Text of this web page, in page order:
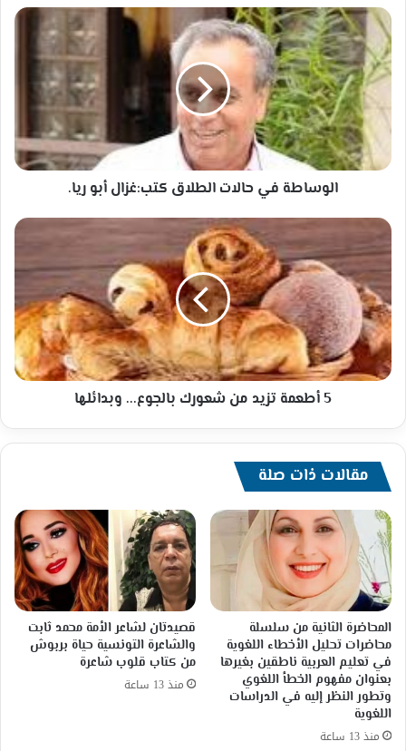
الوساطة
في
حالات
الطلاق
كتب:غزال
أبو
ريا.
الوساطة في حالات الطلاق كتب:غزال أبو ريا.
5
أطعمة
تزيد
من
شعورك
بالجوع...
وبدائلها
5 أطعمة تزيد من شعورك بالجوع... وبدائلها
مقالات ذات صلة
المحاضرة الثانية من سلسلة
محاضرات تحليل الأخطاء اللغوية
في تعليم العربية ناطقين بغيرها
بعنوان مفهوم الخطأ اللغوي
وتطور النظر إليه في الدراسات
اللغوية
منذ 13 ساعة
قصيدتان لشاعر الأمة محمد ثابت
والشاعرة التونسية حياة بربوش
من كتاب قلوب شاعرة
منذ 13 ساعة